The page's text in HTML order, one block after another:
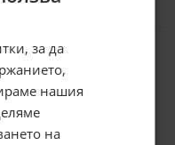
за да
нашия
на